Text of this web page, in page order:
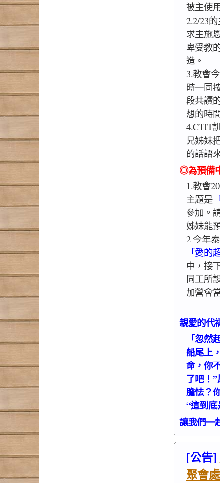
被主使
2.2/23
求主施
卑受教
造。
3.教會
時一同
段共讀
想的時
4.CTIT
兄姊妹
的話語
◎為預備
1.教會
主題是
參加。
姊妹能
2.今年
「愛的
中，接
同工所
加營會
親愛的代
「忽
船尾上
命，你
了吧！
膽怯？
“這到底
讓我們一
[公告]
聚會